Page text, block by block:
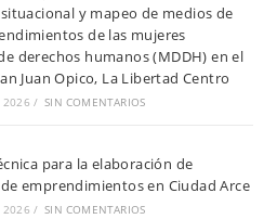
y mapeo de medios de
de las mujeres
derechos humanos (MDDH) en el
Juan Opico, La Libertad Centro
2026 / SIN COMENTARIOS
para la elaboración de
emprendimientos en Ciudad Arce
2026 / SIN COMENTARIOS